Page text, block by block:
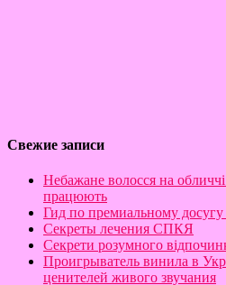
Свежие записи
Небажане волосся на
працюють
Гид по премиальному
Секреты лечения СПКЯ
Секрети розумного
Проигрыватель винила в
ценителей живого звучания